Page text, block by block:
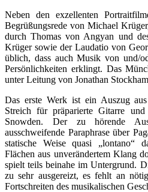
Neben den exzellenten
Begrüßungsrede von Michael
durch Thomas von Angyan und
Krüger sowie der Laudatio von
üblich, dass auch Musik von und/
Persönlichkeiten erklingt. Das
unter Leitung von Jonathan
Das erste Werk ist ein Auszug
Streich für präparierte Gitarre
Snowden. Der zu hörende
ausschweifende Paraphrase über
statische Weise quasi „lontano“
Flächen aus unverändertem Klang
spielt teils beinahe im Untergrund.
zu sehr ausgereizt, es fehlt an
Fortschreiten des musikalischen